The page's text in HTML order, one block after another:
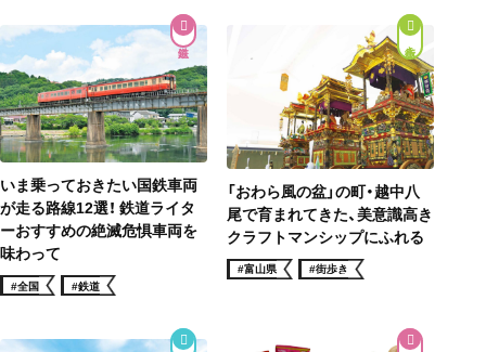
いま乗っておきたい国鉄車両
が走る路線12選！ 鉄道ライタ
ーおすすめの絶滅危惧車両を
味わって
#全国 #鉄道
街歩き
「おわら風の盆」の町・越中八
尾で育まれてきた、美意識高き
クラフトマンシップにふれる
#富山県 #街歩き